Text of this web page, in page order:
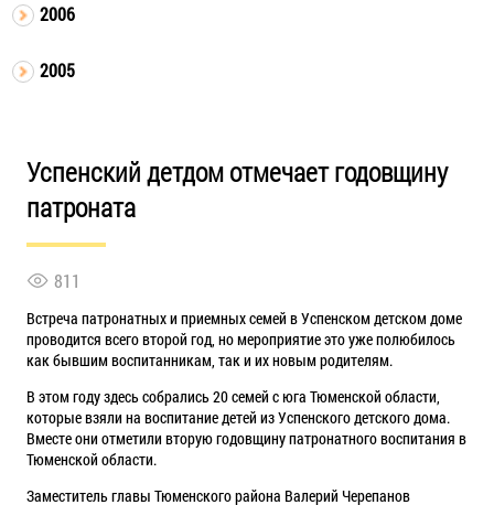
2006
2005
Успенский детдом отмечает годовщину
патроната
811
Встреча патронатных и приемных семей в Успенском детском доме
проводится всего второй год, но мероприятие это уже полюбилось
как бывшим воспитанникам, так и их новым родителям.
В этом году здесь собрались 20 семей с юга Тюменской области,
которые взяли на воспитание детей из Успенского детского дома.
Вместе они отметили вторую годовщину патронатного воспитания в
Тюменской области.
Заместитель главы Тюменского района Валерий Черепанов